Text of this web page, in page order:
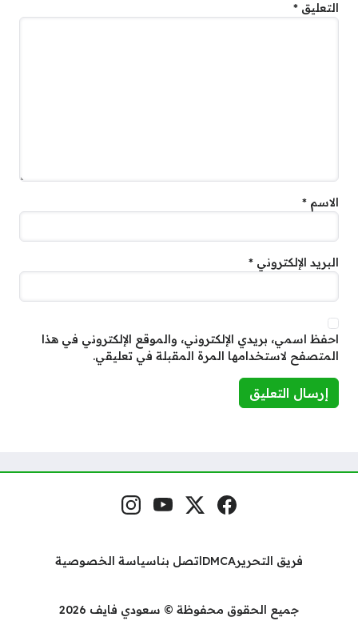
التعليق *
الاسم *
البريد الإلكتروني *
احفظ اسمي، بريدي الإلكتروني، والموقع الإلكتروني في هذا
المتصفح لاستخدامها المرة المقبلة في تعليقي.
مواقع التواصل فيسبوكمنصة إكس
يوتيوبإنستغرام
فريق التحريرDMCAاتصل بناسياسة الخصوصية
جميع الحقوق محفوظة © سعودي فايف 2026